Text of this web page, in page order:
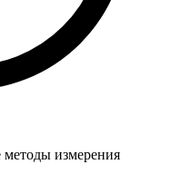
измерения